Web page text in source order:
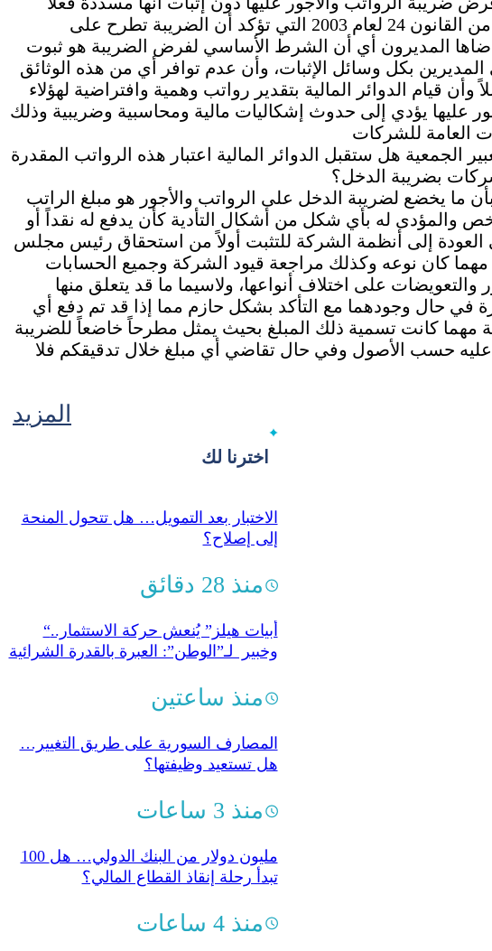
يجعلها تخالف ما نصت عليه المادة 66 من القانون 24 لعام 2003 التي تؤكد أن الضريبة تطرح على
المديرون أي أن الشرط الأساسي لفرض الضريبة هو ثبوت
بكل وسائل الإثبات، وأن عدم توافر أي من هذه الوثائق
قيام الدوائر المالية بتقدير رواتب وهمية وافتراضية لهؤلاء
عليها يؤدي إلى حدوث إشكاليات مالية ومحاسبية وضريبية وذلك
هل ستقبل الدوائر المالية اعتبار هذه الرواتب المقدرة
بضريبة الدخل؟
ما يخضع لضريبة الدخل على الرواتب والأجور هو مبلغ الراتب
والمؤدى له بأي شكل من أشكال التأدية كأن يدفع له نقداً أو
إلى أنظمة الشركة للتثبت أولاً من استحقاق رئيس مجلس
كان نوعه وكذلك مراجعة قيود الشركة وجميع الحسابات
والتعويضات على اختلاف أنواعها، ولاسيما ما قد يتعلق منها
في حال وجودهما مع التأكد بشكل حازم مما إذا قد تم دفع أي
كانت تسمية ذلك المبلغ بحيث يمثل مطرحاً خاضعاً للضريبة
عليه حسب الأصول وفي حال تقاضي أي مبلغ خلال تدقيقكم فلا
المزيد
اخترنا لك
الاختبار بعد التمويل… هل تتحول المنحة
إلى إصلاح؟
منذ 28 دقائق
“أبيات هيلز” يُنعش حركة الاستثمار..
وخبير لـ”الوطن”: العبرة بالقدرة الشرائية
منذ ساعتين
المصارف السورية على طريق التغيير…
هل تستعيد وظيفتها؟
منذ 3 ساعات
100 مليون دولار من البنك الدولي… هل
تبدأ رحلة إنقاذ القطاع المالي؟
منذ 4 ساعات